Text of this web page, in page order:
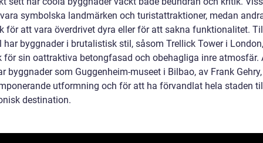
symbolska landmärken och turistattraktioner, medan
för att vara överdrivet dyra eller för att sakna funktionalitet.
har byggnader i brutalistisk stil, såsom Trellick Tower i
för sin oattraktiva betongfasad och obehagliga inre atmosfär.
byggnader som Guggenheim-museet i Bilbao, av Frank
utformning och för att ha förvandlat hela staden
destination.